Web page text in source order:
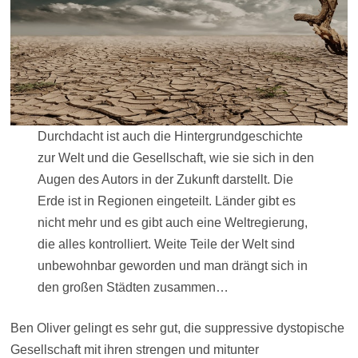
Durchdacht ist auch die Hintergrundgeschichte
zur Welt und die Gesellschaft, wie sie sich in den
Augen des Autors in der Zukunft darstellt. Die
Erde ist in Regionen eingeteilt. Länder gibt es
nicht mehr und es gibt auch eine Weltregierung,
die alles kontrolliert. Weite Teile der Welt sind
unbewohnbar geworden und man drängt sich in
den großen Städten zusammen…
Ben Oliver gelingt es sehr gut, die suppressive dystopische
Gesellschaft mit ihren strengen und mitunter